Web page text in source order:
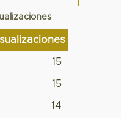
15
15
14